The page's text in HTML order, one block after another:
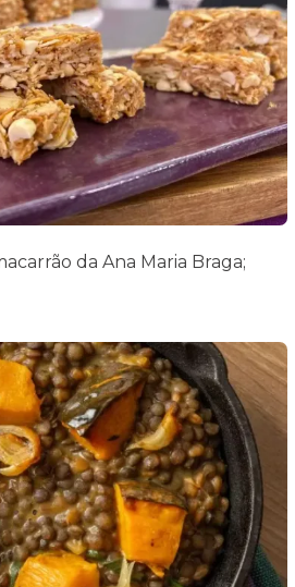
da Ana Maria Braga;